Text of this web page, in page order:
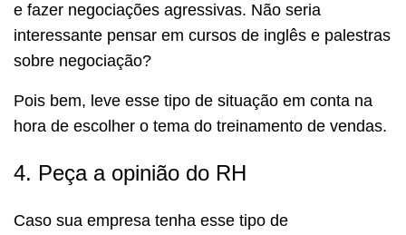
e fazer negociações agressivas. Não seria
interessante pensar em cursos de inglês e palestras
sobre negociação?
Pois bem, leve esse tipo de situação em conta na
hora de escolher o tema do treinamento de vendas.
4. Peça a opinião do RH
Caso sua empresa tenha esse tipo de